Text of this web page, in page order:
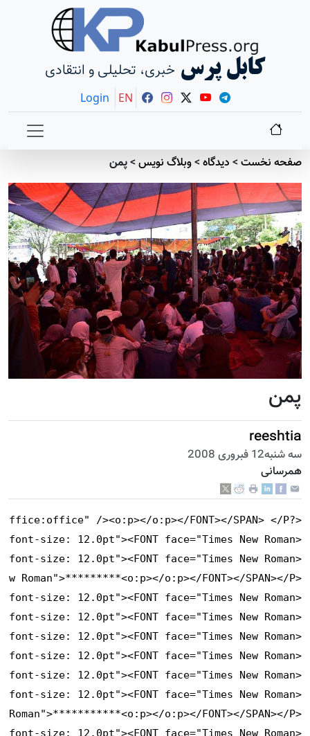
کابل پرس خبری، تحلیلی و انتقادی
Login EN
صفحه نخست> دیدگاه>وبلاگ نویس>پمن
پمن
reeshtia
سه شنبه12 فبروری 2008
همرسانی